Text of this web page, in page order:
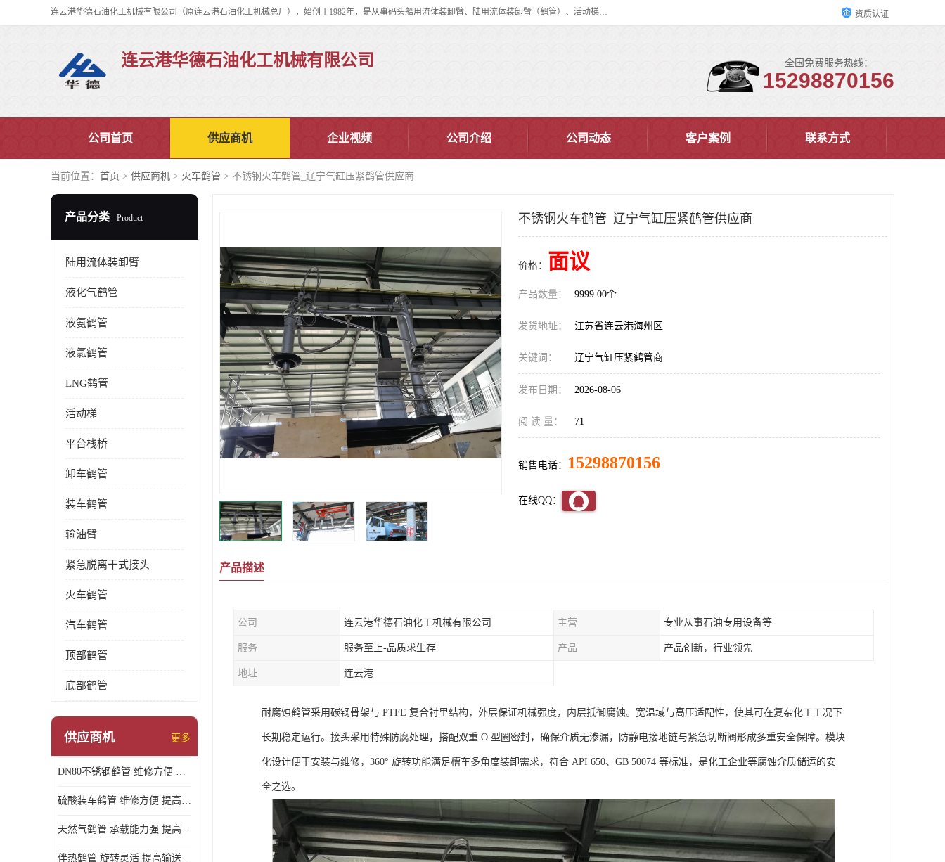
连云港华德石油化工机械有限公司（原连云港石油化工机械总厂），始创于1982年，是从事码头船用流体装卸臂、陆用流体装卸臂（鹤管）、活动梯、钢构平台、定量装车系统等全系列流体装卸设备的设计、制造、销售以及服务的专业供应商。 资质认证
连云港华德石油化工机械有限公司 全国免费服务热线：
15298870156
公司首页 供应商机 企业视频 公司介绍 公司动态 客户案例 联系方式
当前位置： 首页 > 供应商机 > 火车鹤管 > 不锈钢火车鹤管_辽宁气缸压紧鹤管供应商
产品分类 Product
陆用流体装卸臂
液化气鹤管
液氨鹤管
液氯鹤管
LNG鹤管
活动梯
平台栈桥
卸车鹤管
装车鹤管
输油臂
紧急脱离干式接头
火车鹤管
汽车鹤管
顶部鹤管
底部鹤管
供应商机 更多
DN80不锈钢鹤管 维修方便 提高输送效率
硫酸装车鹤管 维修方便 提高输送效率
天然气鹤管 承载能力强 提高输送效率
伴热鹤管 旋转灵活 提高输送效率
不锈钢火车鹤管_辽宁气缸压紧鹤管供应商
价格： 面议
产品数量： 9999.00个
发货地址： 江苏省连云港海州区
关键词： 辽宁气缸压紧鹤管商
发布日期： 2026-08-06
阅 读 量： 71
销售电话： 15298870156
在线QQ：
产品描述
公司 连云港华德石油化工机械有限公司 主营 专业从事石油专用设备等
服务 服务至上-品质求生存 产品 产品创新，行业领先
地址 连云港
耐腐蚀鹤管采用碳钢骨架与 PTFE 复合衬里结构，外层保证机械强度，内层抵御腐蚀。宽温域与高压适配性，使其可在复杂化工工况下
长期稳定运行。接头采用特殊防腐处理，搭配双重 O 型圈密封，确保介质无渗漏，防静电接地链与紧急切断阀形成多重安全保障。模块
化设计便于安装与维修，360° 旋转功能满足槽车多角度装卸需求，符合 API 650、GB 50074 等标准，是化工企业等腐蚀介质储运的安
全之选。